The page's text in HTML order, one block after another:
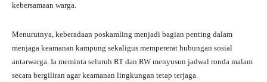
kebersamaan warga.
Menurutnya, keberadaan poskamling menjadi bagian penting dalam
menjaga keamanan kampung sekaligus mempererat hubungan sosial
antarwarga. Ia meminta seluruh RT dan RW menyusun jadwal ronda malam
secara bergiliran agar keamanan lingkungan tetap terjaga.